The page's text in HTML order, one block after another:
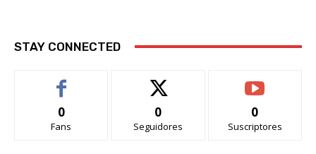
STAY CONNECTED
0
Fans
0
Seguidores
0
Suscriptores